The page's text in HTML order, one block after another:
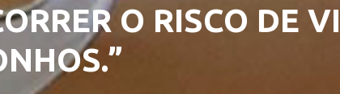
O RISCO DE